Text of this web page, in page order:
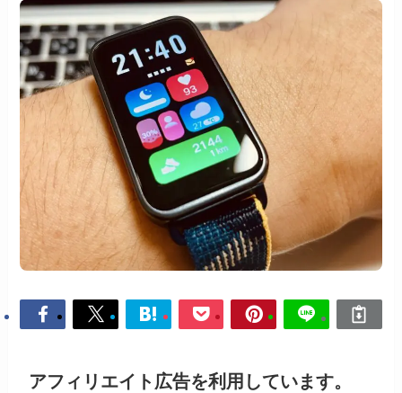
アフィリエイト広告を利用しています。